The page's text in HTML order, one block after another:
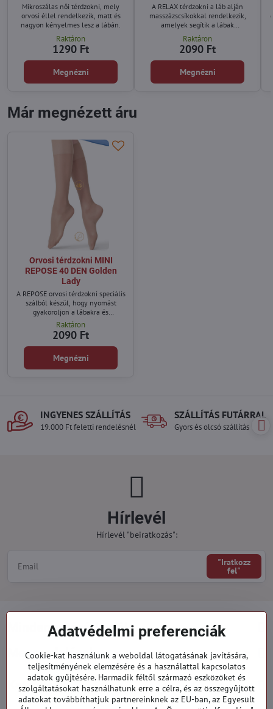
Mikroszálas női térdzokni, mely
orvosi éllel rendelkezik, matt és
nagyon kényelmes lesz a lábán.
Raktáron
1290 Ft
Megnézni
A RELAX térdzokni a láb alján
masszázscsíkokkal rendelkezik,
amelyek segítik a lábak
vérkeringését.
Raktáron
2090 Ft
Megnézni
Már megnézett áru
Orvosi térdzokni MINI
REPOSE 40 DEN Golden
Lady
A REPOSE orvosi térdzokni speciális
szálból készül, hogy nyomást
gyakoroljon a lábakra és
megakadályozza a visszerek
kialakulását.
Raktáron
2090 Ft
Megnézni
INGYENES SZÁLLÍTÁS
19.000 Ft feletti rendelésnél
SZÁLLÍTÁS FUTÁRRAL
Gyors és olcsó szállítás
Hírlevél
Hírlevél "beiratkozás":
"Iratkozz
fel"
Minden a vásárlásról
Megrendelések
Kategóriák
Adatvédelmi preferenciák
Cookie-kat használunk a weboldal látogatásának javítására,
teljesítményének elemzésére és a használattal kapcsolatos
adatok gyűjtésére. Harmadik féltől származó eszközöket és
szolgáltatásokat használhatunk erre a célra, és az összegyűjtött
adatokat továbbíthatjuk partnereinknek az EU-ban, az Egyesült